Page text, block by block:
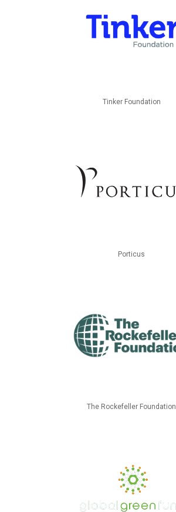
Tinker Foundation
Porticus
The Rockefeller Foundation